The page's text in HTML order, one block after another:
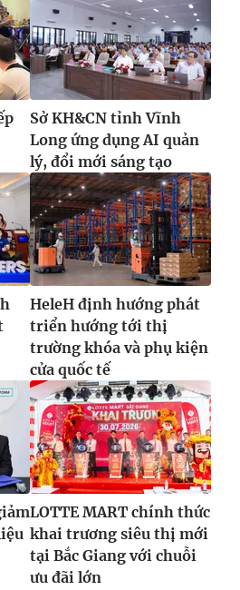
Sở KH&CN tỉnh Vĩnh
Long ứng dụng AI quản
lý, đổi mới sáng tạo
HeleH định hướng phát
triển hướng tới thị
trường khóa và phụ kiện
cửa quốc tế
LOTTE MART chính thức
khai trương siêu thị mới
tại Bắc Giang với chuỗi
ưu đãi lớn